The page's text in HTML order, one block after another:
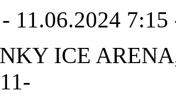
- 11.06.2024 7:15
ICE